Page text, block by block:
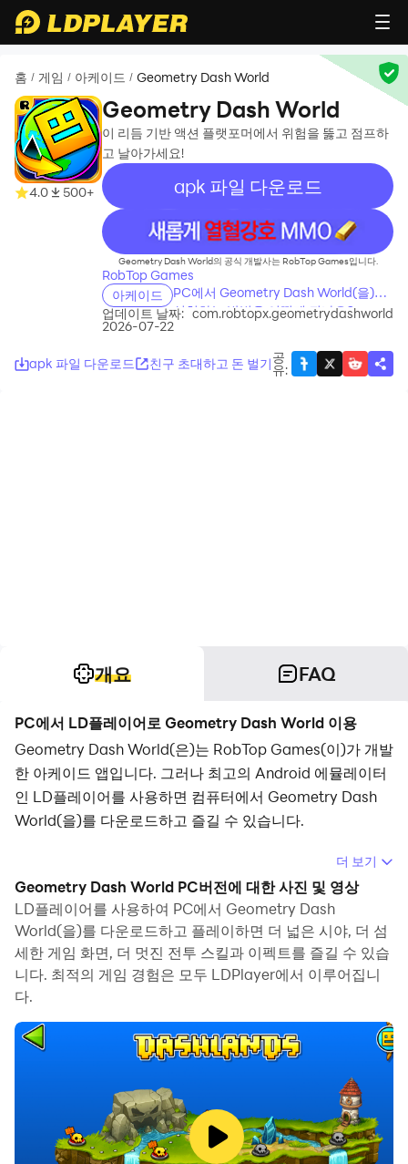
홈 / 게임 / 아케이드 / Geometry Dash World
4.0 500+
Geometry Dash World
이 리듬 기반 액션 플랫포머에서 위험을 뚫고 점프하
고 날아가세요!
apk 파일 다운로드
recommend
Geometry Dash World의 공식 개발사는 RobTop Games입니다.
RobTop Games
아케이드
PC에서 Geometry Dash World(을)를
설치하는 방법은 어떻게 되나요?
업데이트 날짜:
2026-07-22
com.robtopx.geometrydashworld
apk 파일 다운로드 친구 초대하고 돈 벌기공
유:
개요 FAQ
PC에서 LD플레이어로 Geometry Dash World 이용
Geometry Dash World(은)는 RobTop Games(이)가 개발
한 아케이드 앱입니다. 그러나 최고의 Android 에뮬레이터
인 LD플레이어를 사용하면 컴퓨터에서 Geometry Dash
World(을)를 다운로드하고 즐길 수 있습니다.
컴퓨터에서 Geometry Dash World(을)를 실행하면 보다
큰 화면에서 이용할 수 있으며, 마우스와 키보드로 앱을 이
용하는 것이 화면을 터치하는 것보다 훨씬 빠릅니다. 동시에
기기의 배터리 문제에 대해 걱정할 필요가 없습니다.
다중 인스턴스 및 멀티 컨트롤 기능을 통해 컴퓨터에서 여러
애플리케이션과 계정을 동시에 이용할 수도 있습니다.
또한 파일 전송 기능을 통해 이미지, 비디오 및 파일을 공유
하는 것도 매우 쉬워집니다.
컴퓨터에서 Geometry Dash World(을)를 다운로드하고
실행하여 큰 화면과 고화질의 PC 환경에서 즐기세요!
Geometry Dash is back with a brand new adventure!
더 보기
Geometry Dash World PC버전에 대한 사진 및 영상
LD플레이어를 사용하여 PC에서 Geometry Dash
World(을)를 다운로드하고 플레이하면 더 넓은 시야, 더 섬
세한 게임 화면, 더 멋진 전투 스킬과 이펙트를 즐길 수 있습
니다. 최적의 게임 경험은 모두 LDPlayer에서 이루어집니
다.